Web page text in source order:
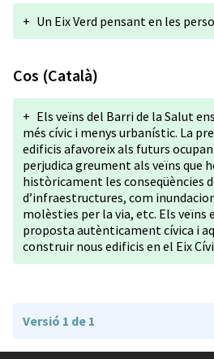
+ Un Eix Verd pensant en les
Cos (Català)
+ Els veïns del Barri de la Salut
més cívic i menys urbanístic. La
edificis afavoreix als futurs
perjudica greument als veïns que
històricament les conseqüències
d’infraestructures, com
molèsties per la via, etc. Els veïns
proposta autènticament cívica i
construir nous edificis en el Eix
Versió 1 de 1